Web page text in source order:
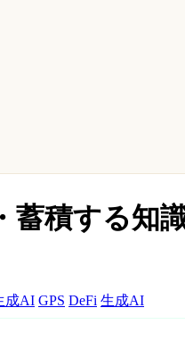
蓄積する知
成AI GPS DeFi 生成AI